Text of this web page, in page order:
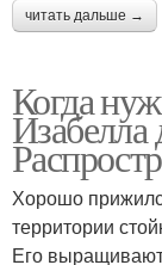
читать дальше →
Когда
Изабелла
Хорошо
территории
Его